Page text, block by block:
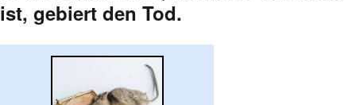
ist, gebiert den Tod.